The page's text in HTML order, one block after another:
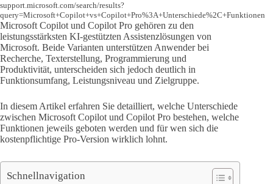
support.microsoft.com/search/results?
query=Microsoft+Copilot+vs+Copilot+Pro%3A+Unterschiede%2C+Funktionen
Microsoft Copilot und Copilot Pro gehören zu den
leistungsstärksten KI-gestützten Assistenzlösungen von
Microsoft. Beide Varianten unterstützen Anwender bei
Recherche, Texterstellung, Programmierung und
Produktivität, unterscheiden sich jedoch deutlich in
Funktionsumfang, Leistungsniveau und Zielgruppe.
In diesem Artikel erfahren Sie detailliert, welche Unterschiede
zwischen Microsoft Copilot und Copilot Pro bestehen, welche
Funktionen jeweils geboten werden und für wen sich die
kostenpflichtige Pro-Version wirklich lohnt.
Schnellnavigation